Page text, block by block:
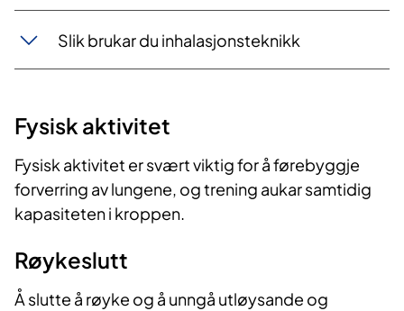
v
v
e
Slik brukar du inhalasjonsteknikk
Fysisk aktivitet
Fysisk aktivitet er svært viktig for å førebyggje
forverring av lungene, og trening aukar samtidig
kapasiteten i kroppen.
Røykeslutt
Å slutte å røyke og å unngå utløysande og